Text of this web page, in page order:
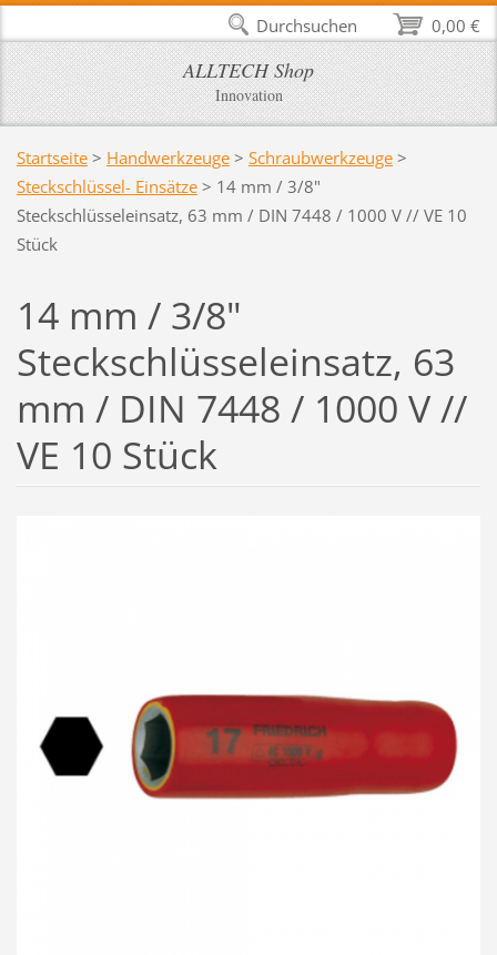
ALLTECH Shop
Innovation
Startseite > Handwerkzeuge > Schraubwerkzeuge >
Steckschlüssel- Einsätze > 14 mm / 3/8"
Steckschlüsseleinsatz, 63 mm / DIN 7448 / 1000 V // VE 10
Stück
14 mm / 3/8"
Steckschlüsseleinsatz, 63
mm / DIN 7448 / 1000 V //
VE 10 Stück
0,00 €
Durchsuchen